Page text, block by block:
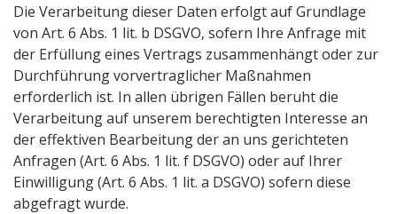
Die Verarbeitung dieser Daten erfolgt auf Grundlage
von Art. 6 Abs. 1 lit. b DSGVO, sofern Ihre Anfrage mit
der Erfüllung eines Vertrags zusammenhängt oder zur
Durchführung vorvertraglicher Maßnahmen
erforderlich ist. In allen übrigen Fällen beruht die
Verarbeitung auf unserem berechtigten Interesse an
der effektiven Bearbeitung der an uns gerichteten
Anfragen (Art. 6 Abs. 1 lit. f DSGVO) oder auf Ihrer
Einwilligung (Art. 6 Abs. 1 lit. a DSGVO) sofern diese
abgefragt wurde.